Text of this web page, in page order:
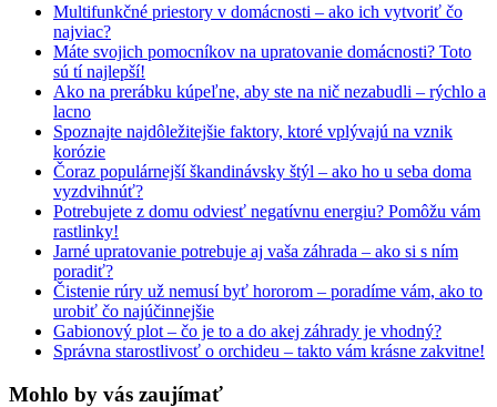
Multifunkčné priestory v domácnosti – ako ich vytvoriť čo
najviac?
Máte svojich pomocníkov na upratovanie domácnosti? Toto
sú tí najlepší!
Ako na prerábku kúpeľne, aby ste na nič nezabudli – rýchlo a
lacno
Spoznajte najdôležitejšie faktory, ktoré vplývajú na vznik
korózie
Čoraz populárnejší škandinávsky štýl – ako ho u seba doma
vyzdvihnúť?
Potrebujete z domu odviesť negatívnu energiu? Pomôžu vám
rastlinky!
Jarné upratovanie potrebuje aj vaša záhrada – ako si s ním
poradiť?
Čistenie rúry už nemusí byť hororom – poradíme vám, ako to
urobiť čo najúčinnejšie
Gabionový plot – čo je to a do akej záhrady je vhodný?
Správna starostlivosť o orchideu – takto vám krásne zakvitne!
Mohlo by vás zaujímať